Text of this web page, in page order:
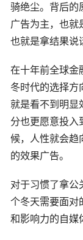
骑绝尘。背后的
广告为主，也就
也就是拿结果说
在十年前全球金
冬时代的选择方
就是看不到明显
分也更愿意投入
候，人性就会趋
的效果广告。
对于习惯了拿公
个冬天需要面对
和影响力的自媒